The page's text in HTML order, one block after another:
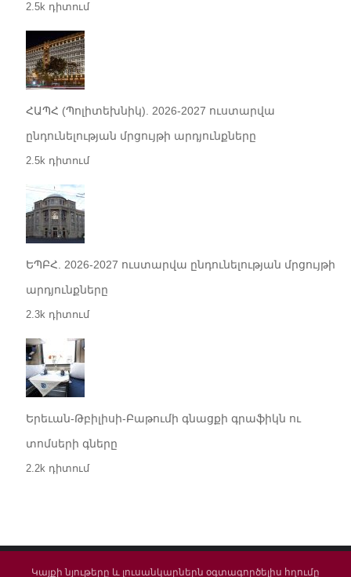
2.5k դիտում
ՀԱՊՀ (Պոլիտեխնիկ). 2026-2027 ուստարվա
ընդունելության մրցույթի արդյունքները
2.5k դիտում
ԵՊԲՀ. 2026-2027 ուստարվա ընդունելության մրցույթի
արդյունքները
2.3k դիտում
Երեւան-Թբիլիսի-Բաթումի գնացքի գրաֆիկն ու
տոմսերի գները
2.2k դիտում
Կայքի նյութերը և լուսանկարներն օգտագործելիս հղումը